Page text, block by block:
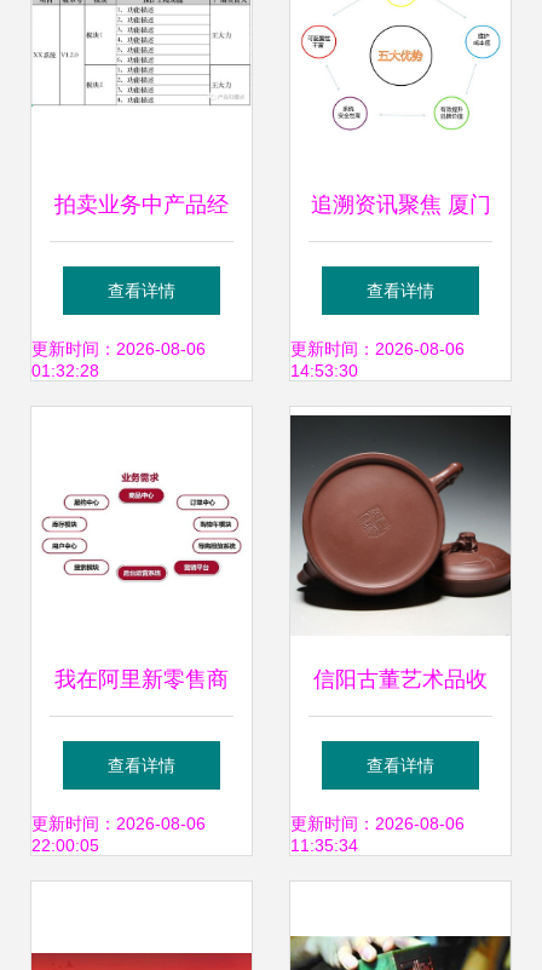
拍卖业务中产品经
理的工作流程 从策
略规划到持续迭代
查看详情
更新时间：2026-08-06
01:32:28
追溯资讯聚焦 厦门
开放小微企业追溯
SaaS申请，遵义推
进重要产品体系建
查看详情
更新时间：2026-08-06
14:53:30
我在阿里新零售商
品中心微服务化中
的拍卖业务实践与
查看详情
更新时间：2026-08-06
22:00:05
信阳古董艺术品收
藏与交易渠道解析
正规途径与市场现
查看详情
更新时间：2026-08-06
11:35:34